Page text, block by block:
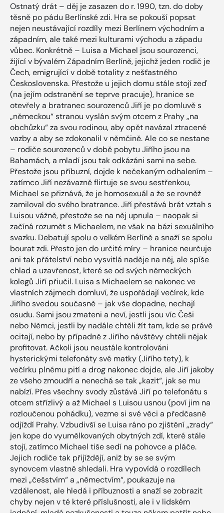
Ostnatý drát – děj je zasazen do r. 1990, tzn. do doby
těsně po pádu Berlínské zdi. Hra se pokouší popsat
nejen neustávající rozdíly mezi Berlínem východním a
západním, ale také mezi kulturami východu a západu
vůbec. Konkrétně – Luisa a Michael jsou sourozenci,
žijící v bývalém Západním Berlíně, jejichž jeden rodič je
Čech, emigrující v době totality z nešťastného
Československa. Přestože u jejich domu stále stojí zeď
(na jejím odstranění se teprve pracuje), hranice se
otevřely a bratranec sourozenců Jiří je po domluvě s
„německou“ stranou vyslán svým otcem z Prahy „na
obchůzku“ za svou rodinou, aby opět navázal ztracené
vazby a aby se zdokonalil v němčině. Ale co se nestane
– rodiče sourozenců v době pobytu Jiřího jsou na
Bahamách, a mladí jsou tak odkázáni sami na sebe.
Přestože jsou příbuzní, dojde k nečekaným odhalením –
zatímco Jiří nezávazně flirtuje se svou sestřenkou,
Michael se přiznává, že je homosexuál a že se rovněž
zamiloval do svého bratrance. Jiří přestává brát vztah s
Luisou vážně, přestože se na něj upnula – naopak si
začíná rozumět s Michaelem, ne však na bázi sexuálního
svazku. Debatují spolu o velkém Berlíně a snaží se spolu
bourat zdi. Přesto jen do určité míry – hranice neurčuje
ani tak přátelství nebo vysvitlá naděje na něj, ale spíše
chlad a uzavřenost, které se od svých německých
kolegů Jiří přiučil. Luisa s Michaelem se nakonec ve
vlastních zájmech domluví, že uspořádají večírek, kde
Jiřího svedou současně – jak vše dopadne, nechají
osudu. Sami jsou zmateni a neví, jestli jsou víc Češi
nebo Němci, jestli by nadále chtěli žít tam, kde se právě
ocitají, nebo by případně z Jiřího návštěvy chtěli nějak
profitovat. Ačkoli jsou neustále kontrolováni
hysterickými telefonáty své matky (Jiřího tety), k
večírku plnému pití a drog nakonec dojde, ale Jiří jakoby
ze všeho zmoudří a nenechá se tak „kazit“, jak se mu
nabízí. Přes všechny svody zůstává Jiří po telefonátu s
otcem střízlivý a až Michael s Luisou usnou (poví jim na
rozloučenou pohádku), vezme si své věci a předčasně
odjíždí Prahy. Vzbudivší se Luisa ráno po zjištění „zrady“
jen kope do vyumělkovaných obytných zdí, které stále
stojí, zatímco Michael tiše sedí na pohovce a pláče.
Jejich rodiče tak přijíždějí, aniž by se se svým
synovcem vlastně shledali. Hra vypovídá o rozdílech
mezi „češstvím“ a „němectvím“, poukazuje na
vzdálenost, ale hledá i příbuznosti a snaží se zobrazit
chyby nejen v té které příslušnosti, ale i v lidském